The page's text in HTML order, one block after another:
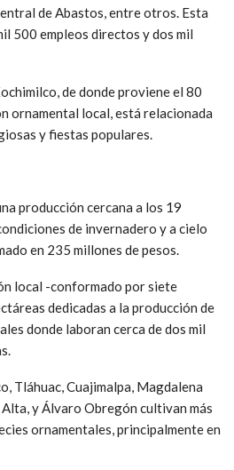
de Abastos, entre otros. Esta
500 empleos directos y dos mil
de donde proviene el 80
ornamental local, está relacionada
y fiestas populares.
producción cercana a los 19
de invernadero y a cielo
en 235 millones de pesos.
local -conformado por siete
dedicadas a la producción de
donde laboran cerca de dos mil
Tláhuac, Cuajimalpa, Magdalena
y Álvaro Obregón cultivan más
ornamentales, principalmente en